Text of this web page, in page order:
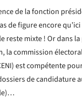
de la fonction
de figure encore
reste mixte ! Or dans
la commission
est compétente
de candidature